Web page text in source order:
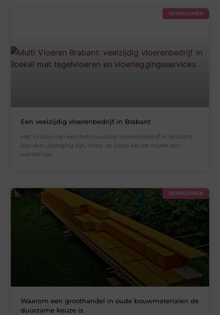
VERBOUWEN
Een veelzijdig vloerenbedrijf in Brabant
Het vinden van een betrouwbaar vloerenbedrijf in Brabant
kan een uitdaging zijn, maar de juiste keuze maakt een
wereld van
VERBOUWEN
Waarom een groothandel in oude bouwmaterialen de
duurzame keuze is